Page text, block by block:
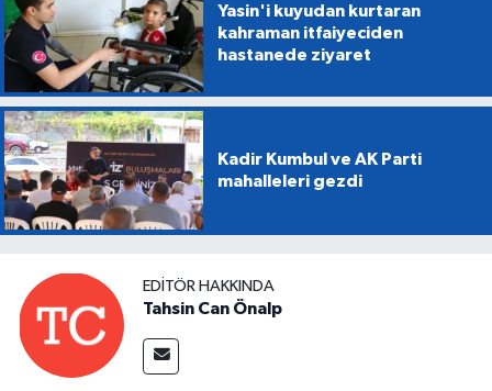
Yasin'i kuyudan kurtaran
kahraman itfaiyeciden
hastanede ziyaret
Kadir Kumbul ve AK Parti
mahalleleri gezdi
EDITÖR HAKKINDA
Tahsin Can Önalp